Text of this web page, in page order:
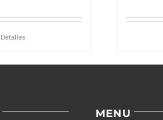
Detalles
MENU